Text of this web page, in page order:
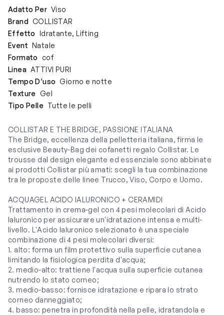
Adatto Per Viso
Brand COLLISTAR
Effetto
Idratante, Lifting
Event Natale
Formato
cof
Linea ATTIVI PURI
Tempo D’uso Giorno e notte
Texture
Gel
Tipo Pelle Tutte le pelli
COLLISTAR E THE BRIDGE, PASSIONE ITALIANA
The Bridge, eccellenza della pelletteria italiana, firma le
esclusive Beauty-Bag dei cofanetti regalo Collistar. Le
trousse dal design elegante ed essenziale sono abbinate
ai prodotti Collistar più amati: scegli la tua combinazione
tra le proposte delle linee Trucco, Viso, Corpo e Uomo.
ACQUAGEL ACIDO IALURONICO + CERAMIDI
Trattamento in crema-gel con 4 pesi molecolari di Acido
Ialuronico per assicurare un'idratazione intensa e multi-
livello. L'Acido Ialuronico selezionato è una speciale
combinazione di 4 pesi molecolari diversi:
1. alto: forma un film protettivo sulla superficie cutanea
limitando la fisiologica perdita d'acqua;
2. medio-alto: trattiene l'acqua sulla superficie cutanea
nutrendo lo stato corneo;
3. medio-basso: fornisce idratazione e ripara lo strato
corneo danneggiato;
4. basso: penetra in profondità nella pelle, idratandola e